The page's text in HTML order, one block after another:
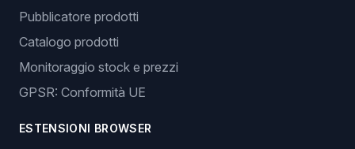
Pubblicatore prodotti
Catalogo prodotti
Monitoraggio stock e prezzi
GPSR: Conformità UE
ESTENSIONI BROWSER